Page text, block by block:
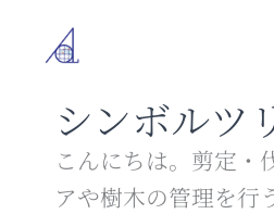
シンボルツ
こんにちは。剪定・
アや樹木の管理を行